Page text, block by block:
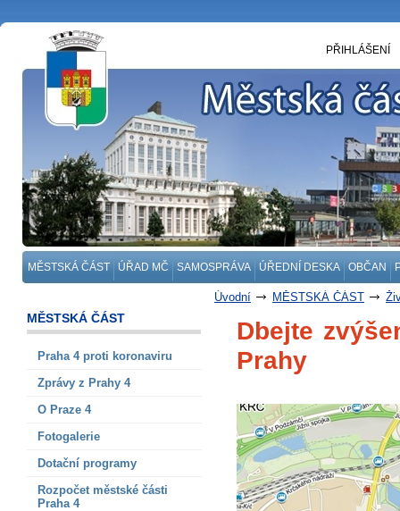
MĚSTSKÁ ČÁST ÚŘAD MČ SAMOSPRÁVA ÚŘEDNÍ DESKA OBČAN
PŘIHLÁŠENÍ
Úvodní MĚSTSKÁ ČÁST
MĚSTSKÁ ČÁST
Praha 4 proti koronaviru
Zprávy z Prahy 4
O Praze 4
Fotogalerie
Dotační programy
Rozpočet městské části
Praha 4
Dbejte
Prahy